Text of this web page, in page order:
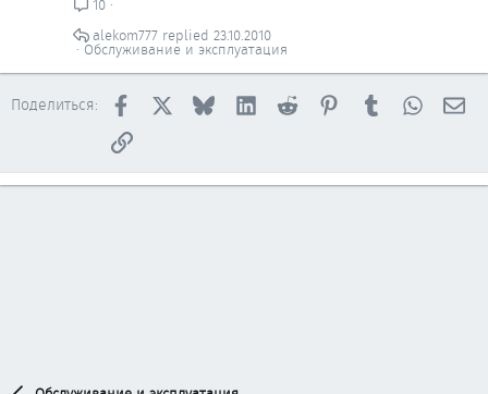
10
Обслуживание и эксплуатация
23.10.2010
alekom777
Поделиться: Facebook BlueskyLinkedInReddit PinterestTumblr
Ссылка